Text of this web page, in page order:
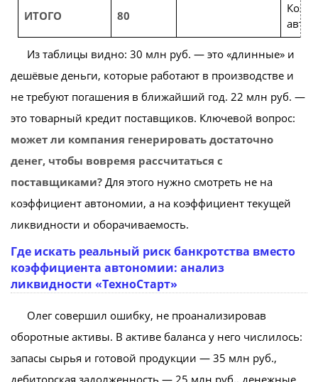
ИТОГО 80
Из таблицы видно: 30 млн руб. — это «длинные» и
дешёвые деньги, которые работают в производстве и
не требуют погашения в ближайший год. 22 млн руб. —
это товарный кредит поставщиков. Ключевой вопрос:
может ли компания генерировать достаточно
денег, чтобы вовремя рассчитаться с
поставщиками? Для этого нужно смотреть не на
коэффициент автономии, а на коэффициент текущей
ликвидности и оборачиваемость.
Где искать реальный риск банкротства вместо
коэффициента автономии: анализ
ликвидности «ТехноСтарт»
Олег совершил ошибку, не проанализировав
оборотные активы. В активе баланса у него числилось:
запасы сырья и готовой продукции — 35 млн руб.,
дебиторская задолженность — 25 млн руб., денежные